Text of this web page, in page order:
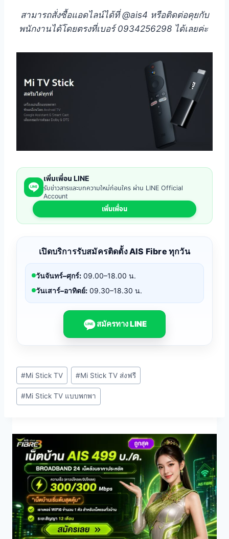
สามารถสั่งซื้อแอดไลน์ได้ที่ @ais4 หรือติดต่อคุยกับ
พนักงานได้โดยตรงที่เบอร์ 0934256298 ได้เลยค่ะ
เพิ่มเพื่อน LINE
รับข่าวสารและบทความใหม่ก่อนใคร ผ่าน LINE Official
Account
เพิ่มเพื่อน
เปิดบริการรับสมัครติดตั้ง AIS Fibre ทุกวัน
วันจันทร์–ศุกร์: 09.00–18.00 น.
วันเสาร์–อาทิตย์: 09.30–18.30 น.
LINE สมัครทาง LINE
Post
Tags:
#Mi Stick TV #Mi Stick TV ส่งฟรี
#Mi Stick TV แบบพกพา